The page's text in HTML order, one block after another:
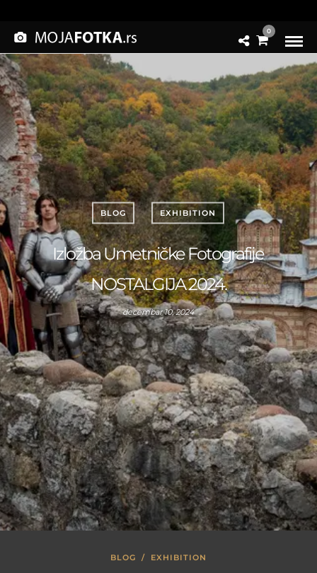
0
BLOG EXHIBITION
Izložba Umetničke Fotografije
NOSTALGIJA 2024.
decembar 10, 2024
BLOG / EXHIBITION